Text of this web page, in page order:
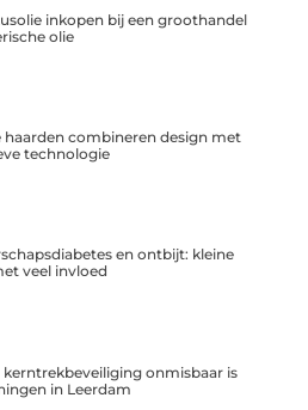
inkopen bij een groothandel
olie
haarden combineren design met
technologie
en ontbijt: kleine
veel invloed
onmisbaar is
in Leerdam